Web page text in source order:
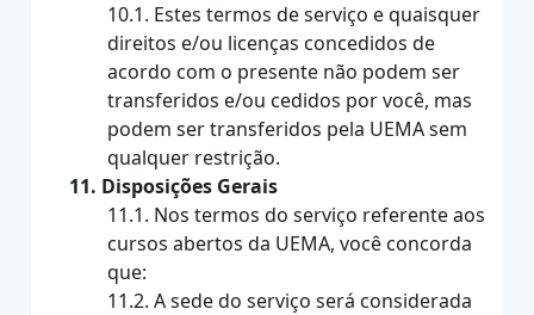
10.1. Estes termos de serviço e quaisquer
direitos e/ou licenças concedidos de
acordo com o presente não podem ser
transferidos e/ou cedidos por você, mas
podem ser transferidos pela UEMA sem
qualquer restrição.
11. Disposições Gerais
11.1. Nos termos do serviço referente aos
cursos abertos da UEMA, você concorda
que:
11.2. A sede do serviço será considerada